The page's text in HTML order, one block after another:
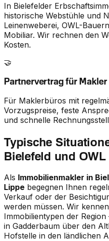
In Bielefelder
historische Webstühle und
Leinenweberei, OWL-
Mobiliar. Wir rechnen den
Kosten.
🤝
Partnervertrag für Makler
Für Maklerbüros mit
Vorzugspreise, feste
und schnelle
Typische
Bielefeld und OWL
Als Immobilienmakler in
Lippe begegnen Ihnen
Verkauf oder der
werden müssen. Wir
Immobilientypen der
in Gadderbaum über den
Hofstelle in den ländlichen